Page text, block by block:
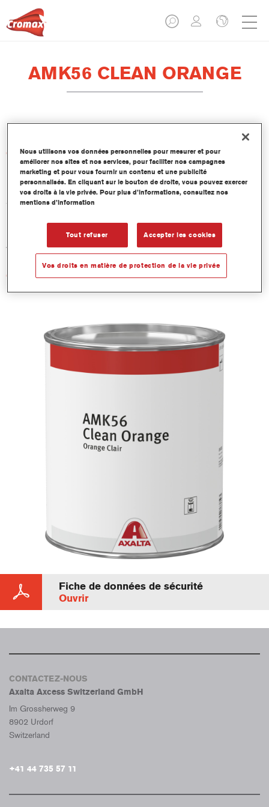
AMK56 CLEAN ORANGE
Caractéristiques du produit
Product Variant
3.5LT
Numéro article
AMK56 3.50 LI
Code du produit
Fiche de données de sécurité
Ouvrir
CONTACTEZ-NOUS
Axalta Axcess Switzerland GmbH
Im Grossherweg 9
8902 Urdorf
Switzerland
+41 44 735 57 11
Nous utilisons vos données personnelles pour mesurer et pour
améliorer nos sites et nos services, pour faciliter nos campagnes
marketing et pour vous fournir un contenu et une publicité
personnalisés. En cliquant sur le bouton de droite, vous pouvez exercer
vos droits à la vie privée. Pour plus d’informations, consultez nos
mentions d’information
Tout refuser Accepter les cookies
Vos droits en matière de protection de la vie privée